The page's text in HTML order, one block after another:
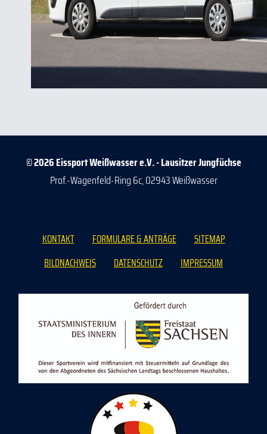
© 2026 Eissport Weißwasser e.V. - Lausitzer Jungfüchse
Prof.-Wagenfeld-Ring 6c, 02943 Weißwasser
KONTAKT FORMULARE & ANTRÄGE
SITEMAP
BILDNACHWEIS
DATENSCHUTZ IMPRESSUM